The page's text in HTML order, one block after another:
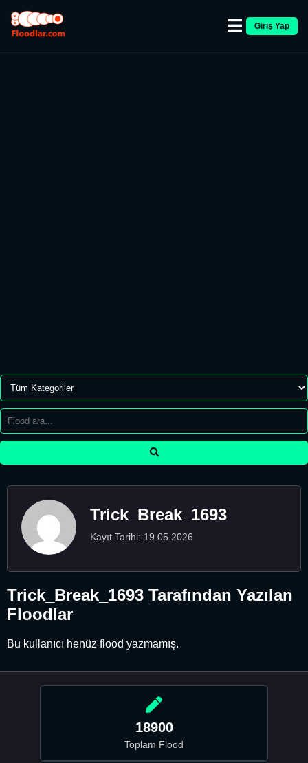
Giriş Yap
Trick_Break_1693
Kayıt Tarihi: 19.05.2026
Trick_Break_1693 Tarafından Yazılan
Floodlar
Bu kullanıcı henüz flood yazmamış.
18900
Toplam Flood